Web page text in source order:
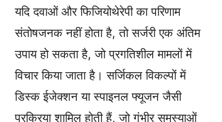
यदि दवाओं और फिजियोथेरेपी का परिणाम
संतोषजनक नहीं होता है, तो सर्जरी एक अंतिम
उपाय हो सकता है, जो प्रगतिशील मामलों में
विचार किया जाता है। सर्जिकल विकल्पों में
डिस्क ईजेक्शन या स्पाइनल फ्यूजन जैसी
प्रक्रिया शामिल होती हैं, जो गंभीर समस्याओं